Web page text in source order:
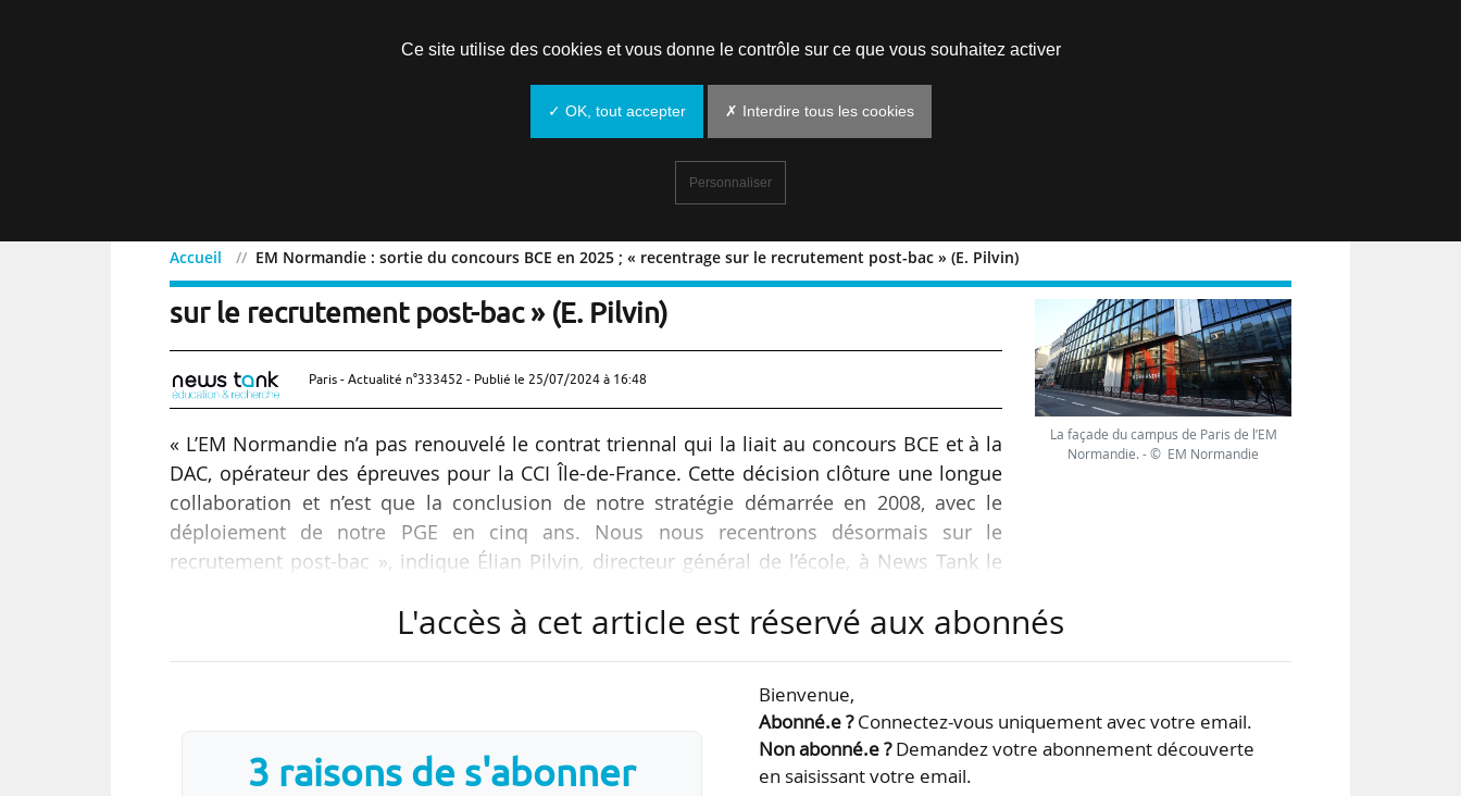
Accueil EM Normandie : sortie du concours BCE en 2025 ; « recentrage sur le recrutement post-bac » (E. Pilvin)
EM Normandie : sortie du concours BCE en 2025 ; « recentrage
sur le recrutement post-bac » (E. Pilvin)
Paris - Actualité n°333452 - Publié le 25/07/2024 à 16:48
« L’EM Normandie n’a pas renouvelé le contrat triennal qui la liait au concours BCE et à la
DAC, opérateur des épreuves pour la CCI Île-de-France. Cette décision clôture une longue
collaboration et n’est que la conclusion de notre stratégie démarrée en 2008, avec le
déploiement de notre PGE en cinq ans. Nous nous recentrons désormais sur le
recrutement post-bac », indique Élian Pilvin, directeur général de l’école, à News Tank le
place au Sigem est désormais mission impossible. Nous sommes
allés aussi loin que nous pouvions dans le cadre fixé », ajoute le DG.
La façade du campus de Paris de l’EM
Normandie. - © EM Normandie
L'accès à cet article est réservé aux abonnés
3 raisons de s'abonner
Bienvenue,
Abonné.e ?Connectez-vous uniquement avec votre email.
Non abonné.e ?Demandez votre abonnement découverte
en saisissant votre email.
Ce site utilise des cookies et vous donne le contrôle sur ce que vous souhaitez activer
✓ OK, tout accepter ✗ Interdire tous les cookies
Personnaliser